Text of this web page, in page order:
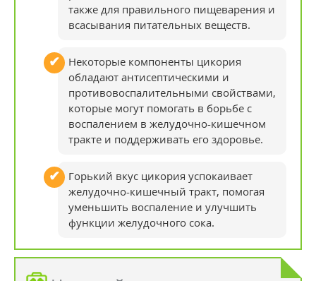
также для правильного пищеварения и
всасывания питательных веществ.
Некоторые компоненты цикория
обладают антисептическими и
противовоспалительными свойствами,
которые могут помогать в борьбе с
воспалением в желудочно-кишечном
тракте и поддерживать его здоровье.
Горький вкус цикория успокаивает
желудочно-кишечный тракт, помогая
уменьшить воспаление и улучшить
функции желудочного сока.